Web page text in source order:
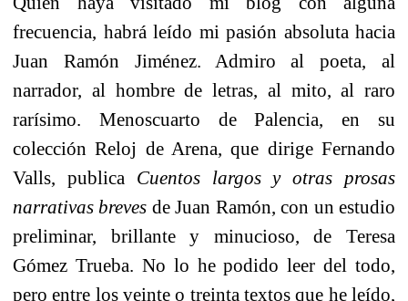
frecuencia, habrá leído mi pasión absoluta hacia
Juan Ramón Jiménez. Admiro al poeta, al
narrador, al hombre de letras, al mito, al raro
rarísimo. Menoscuarto de Palencia, en su
colección Reloj de Arena, que dirige Fernando
Valls, publica Cuentos largos y otras prosas
narrativas breves de Juan Ramón, con un estudio
preliminar, brillante y minucioso, de Teresa
Gómez Trueba. No lo he podido leer del todo,
pero entre los veinte o treinta textos que he leído,